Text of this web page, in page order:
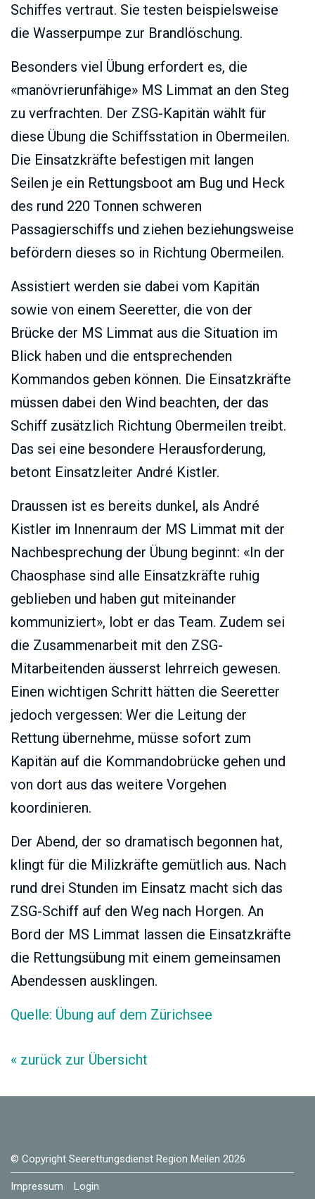
Schiffes vertraut. Sie testen beispielsweise
die Wasserpumpe zur Brandlöschung.
Besonders viel Übung erfordert es, die
«manövrierunfähige» MS Limmat an den Steg
zu verfrachten. Der ZSG-Kapitän wählt für
diese Übung die Schiffsstation in Obermeilen.
Die Einsatzkräfte befestigen mit langen
Seilen je ein Rettungsboot am Bug und Heck
des rund 220 Tonnen schweren
Passagierschiffs und ziehen beziehungsweise
befördern dieses so in Richtung Obermeilen.
Assistiert werden sie dabei vom Kapitän
sowie von einem Seeretter, die von der
Brücke der MS Limmat aus die Situation im
Blick haben und die entsprechenden
Kommandos geben können. Die Einsatzkräfte
müssen dabei den Wind beachten, der das
Schiff zusätzlich Richtung Obermeilen treibt.
Das sei eine besondere Herausforderung,
betont Einsatzleiter André Kistler.
Draussen ist es bereits dunkel, als André
Kistler im Innenraum der MS Limmat mit der
Nachbesprechung der Übung beginnt: «In der
Chaosphase sind alle Einsatzkräfte ruhig
geblieben und haben gut miteinander
kommuniziert», lobt er das Team. Zudem sei
die Zusammenarbeit mit den ZSG-
Mitarbeitenden äusserst lehrreich gewesen.
Einen wichtigen Schritt hätten die Seeretter
jedoch vergessen: Wer die Leitung der
Rettung übernehme, müsse sofort zum
Kapitän auf die Kommandobrücke gehen und
von dort aus das weitere Vorgehen
koordinieren.
Der Abend, der so dramatisch begonnen hat,
klingt für die Milizkräfte gemütlich aus. Nach
rund drei Stunden im Einsatz macht sich das
ZSG-Schiff auf den Weg nach Horgen. An
Bord der MS Limmat lassen die Einsatzkräfte
die Rettungsübung mit einem gemeinsamen
Abendessen ausklingen.
Quelle: Übung auf dem Zürichsee
« zurück zur Übersicht
© Copyright Seerettungsdienst Region Meilen 2026
Impressum Login